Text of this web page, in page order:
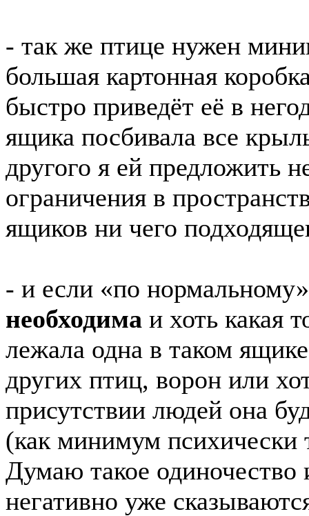
- так же птице нужен
большая картонная
быстро приведёт её в
ящика посбивала все
другого я ей предложить
ограничения в
ящиков ни чего
- и если «по
необходима и хоть какая
лежала одна в таком
других птиц, ворон или
присутствии людей она
(как минимум
Думаю такое одиночество
негативно уже